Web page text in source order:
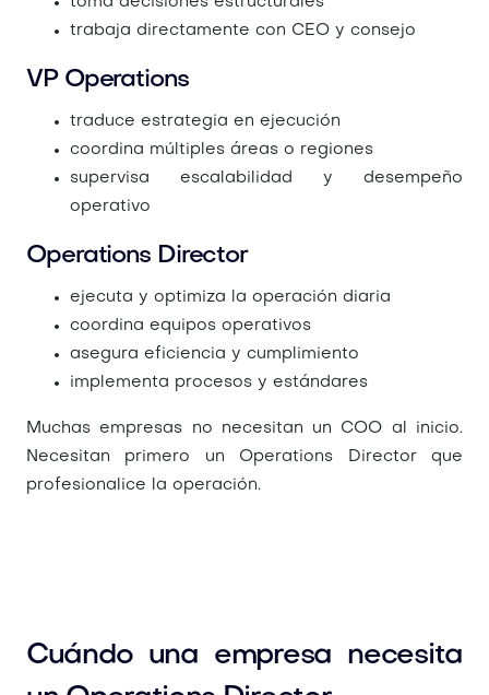
trabaja directamente con CEO y consejo
VP Operations
traduce estrategia en ejecución
coordina múltiples áreas o regiones
supervisa escalabilidad y desempeño
operativo
Operations Director
ejecuta y optimiza la operación diaria
coordina equipos operativos
asegura eficiencia y cumplimiento
implementa procesos y estándares
Muchas empresas no necesitan un COO al inicio.
Necesitan primero un Operations Director que
profesionalice la operación.
Cuándo una empresa necesita